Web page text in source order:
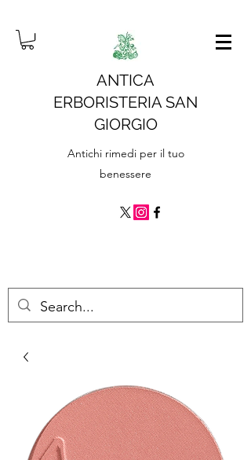
ANTICA
ERBORISTERIA SAN
GIORGIO
Antichi rimedi per il tuo
benessere